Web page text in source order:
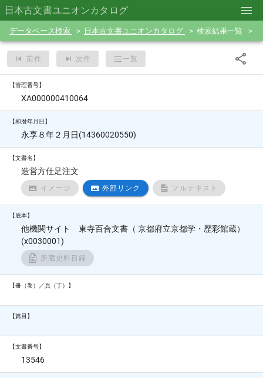
日本古文書ユニオンカタログ
データベース検索 日本古文書ユニオンカタログ 検索結果一覧
前件 次件 一覧
【管理番号】
XA000000410064
【和暦年月日】
永享８年２月日(14360020550)
【文書名】
造営方仕足注文
イメージ 外部リンク フルテキスト
【底本】
他機関サイト 東寺百合文書（ 京都府立京都学・歴彩館蔵）
(x0030001)
所蔵史料目録
【冊（巻）／頁（丁）】
【篇目】
【文書番号】
13546